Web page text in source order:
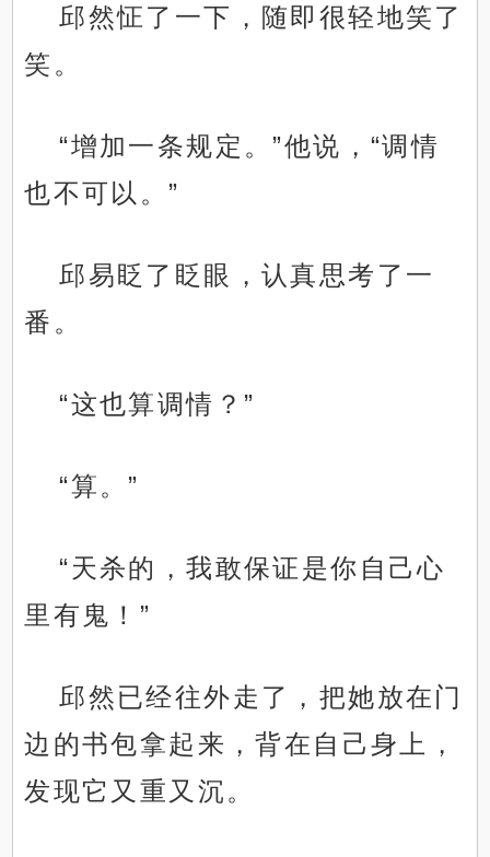
邱然怔了一下，随即很轻地笑了
笑。
“增加一条规定。”他说，“调情
也不可以。”
邱易眨了眨眼，认真思考了一
番。
“这也算调情？”
“算。”
“天杀的，我敢保证是你自己心
里有鬼！”
邱然已经往外走了，把她放在门
边的书包拿起来，背在自己身上，
发现它又重又沉。